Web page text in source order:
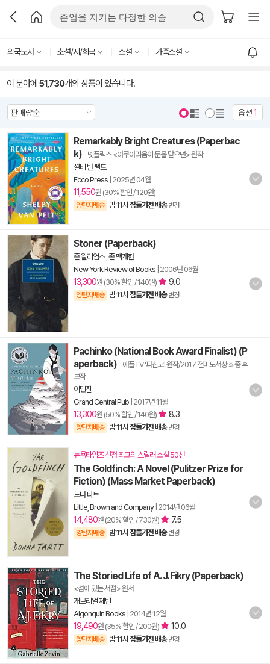
외국도서 소설/시/희곡 소설 가족소설
이 분야에 51,730개의 상품이 있습니다.
옵션1
Remarkably Bright Creatures (Paperbac
k) - 넷플릭스 <아쿠아리움이 문을 닫으면> 원작
셸비 반 펠트
Ecco Press 2025년 04월
11,550원 (30% 할인 / 120원)
양탄자배송 밤 11시 잠들기전 배송 변경
Stoner (Paperback)
존 윌리엄스, 존 맥개헌
New York Review of Books 2006년 06월
13,300원 (30% 할인 / 140원) 9.0
양탄자배송 밤 11시 잠들기전 배송 변경
Pachinko (National Book Award Finalist) (P
aperback) - 애플TV '파친코' 원작/2017 전미도서상 최종 후
보작
이민진
Grand Central Pub 2017년 11월
13,300원 (50% 할인 / 140원) 8.3
양탄자배송 밤 11시 잠들기전 배송 변경
뉴욕타임즈 선정 최고의 스릴러 소설 50선
The Goldfinch: A Novel (Pulitzer Prize for
Fiction) (Mass Market Paperback)
도나 타트
Little, Brown and Company| 2014년 06월
14,480원 (20% 할인 / 730원) 7.5
양탄자배송 밤 11시 잠들기전 배송 변경
The Storied Life of A. J. Fikry (Paperback) -
<섬에 있는 서점> 원서
개브리얼 제빈
Algonquin Books 2014년 12월
19,490원 (35% 할인 / 200원) 10.0
양탄자배송 밤 11시 잠들기전 배송 변경